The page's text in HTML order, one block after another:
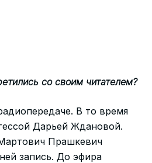
со своим читателем?
В то время
Дарьей Ждановой.
Прашкевич
запись. До эфира